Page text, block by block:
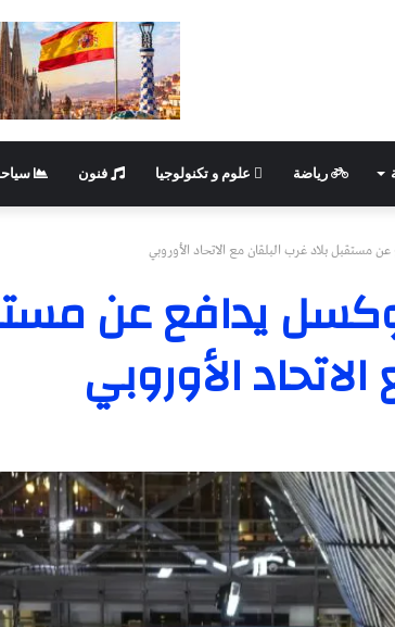
رياضة علوم و تكنولوجيا فنون
مستقبل بلاد غرب البلقان مع الاتحاد الأوروبي
يدافع عن
الأوروبي